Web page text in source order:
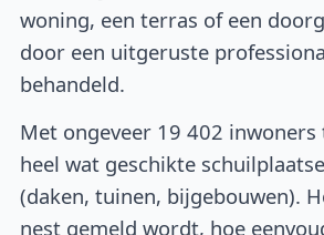
woning, een terras of een
door een uitgeruste
behandeld.
Met ongeveer 19 402
heel wat geschikte
(daken, tuinen, bijgebouwen).
nest gemeld wordt, hoe